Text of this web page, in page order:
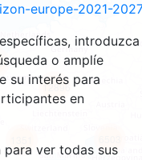
europe-2021-2027
introduzca
o amplíe
su interés para
en
para ver todas sus
12896